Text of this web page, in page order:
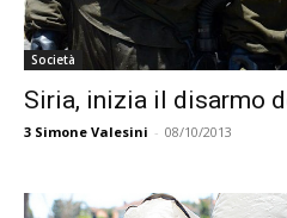
Società
Siria, inizia il disarmo
3 Simone Valesini - 08/10/2013